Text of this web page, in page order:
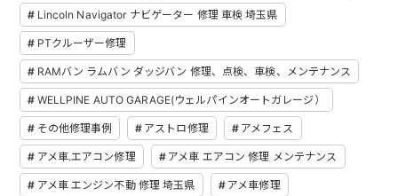
Lincoln Navigator ナビゲーター 修理 車検 埼玉県
PTクルーザー修理
RAMバン ラムバン ダッジバン 修理、点検、車検、メンテナンス
WELLPINE AUTO GARAGE(ウェルパインオートガレージ）
その他修理事例 アストロ修理 アメフェス
アメ車.エアコン修理 アメ車 エアコン 修理 メンテナンス
アメ車 エンジン不動 修理 埼玉県 アメ車修理